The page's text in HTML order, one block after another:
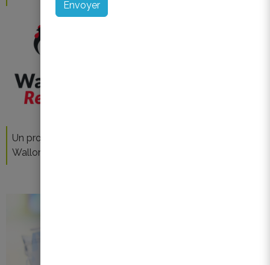
Un projet réalisé dans le cadre du plan de relance de la
Wallonie